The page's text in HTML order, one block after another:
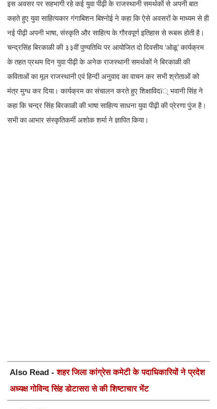
इस अवसर पर सहभागी रहे कई युवा पीढ़ी के राजस्थानी समर्थकों से अपनी बात
कहते हुए युवा साहित्यकार गंगाबिशन बिश्नोई ने कहा कि ऐसे अवसरों के माध्यम से ही
नई पीढ़ी अपनी भाषा, संस्कृति और साहित्य के गौरवपूर्ण इतिहास से रूबरू होती है।
चन्द्रसिंह बिरकाळी की ३३वीं पुण्यतिथि पर आयोजित दो दिवसीय ‘ओळू’ कार्यक्रम
के तहत प्रथम दिन युवा पीढ़ी के अनेक राजस्थानी समर्थकों ने बिरकाळी की
कविताओं का मूल राजस्थानी एवं हिन्दी अनुवाद का वाचन कर सभी श्रोताओं को
मंत्र मुग्ध कर दिया। कार्यक्रम का संचालन करते हुए शिक्षाविदï् भवानी सिंह ने
कहा कि चन्द्र सिंह बिरकाळी की भाषा साहित्य साधना युवा पीढ़ी की प्रेरणा पुंज है।
सभी का आभार संस्कृतिकर्मी अशोक शर्मा ने ज्ञापित किया।
Also Read -शहर जिला कांग्रेस कमेटी के पदाधिकारियों ने प्रदेश
अध्यक्ष गोविन्द सिंह डोटासरा से की शिष्टाचार भेंट